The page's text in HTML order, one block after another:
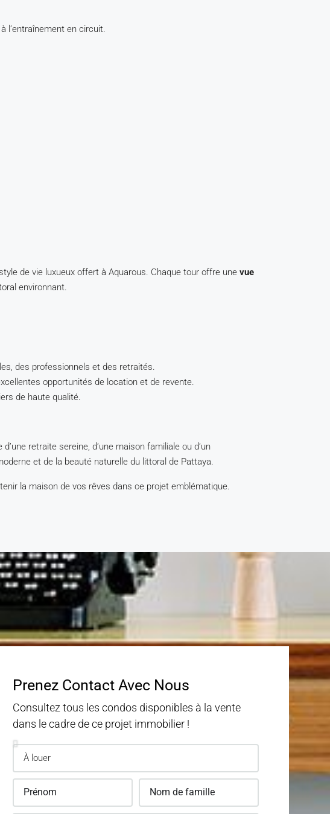
l’entraînement en circuit.
de vie luxueux offert à Aquarous. Chaque tour offre une vue
environnant.
des professionnels et des retraités.
opportunités de location et de revente.
de haute qualité.
retraite sereine, d’une maison familiale ou d’un
et de la beauté naturelle du littoral de Pattaya.
la maison de vos rêves dans ce projet emblématique.
Prenez Contact Avec Nous
Consultez tous les condos disponibles à la vente
dans le cadre de ce projet immobilier !